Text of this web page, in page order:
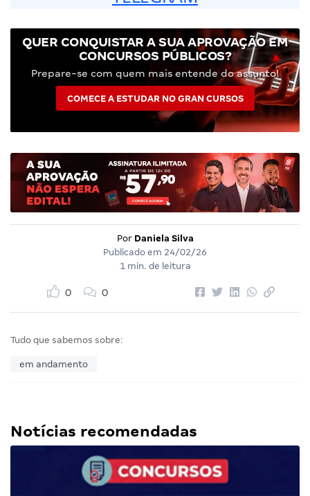
QUER CONQUISTAR A SUA APROVAÇÃO EM
CONCURSOS PÚBLICOS?
Prepare-se com quem mais entende do assunto!
COMECE A ESTUDAR NO GRAN CURSOS
Por Daniela Silva
Publicado em 24/02/26
1 min. de leitura
0 0
Tudo que sabemos sobre:
em andamento
Notícias recomendadas